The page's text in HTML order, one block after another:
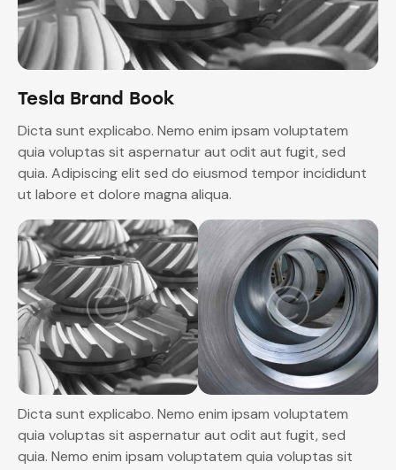
Tesla Brand Book
Dicta sunt explicabo. Nemo enim ipsam voluptatem
quia voluptas sit aspernatur aut odit aut fugit, sed
quia. Adipiscing elit sed do eiusmod tempor incididunt
ut labore et dolore magna aliqua.
Dicta sunt explicabo. Nemo enim ipsam voluptatem
quia voluptas sit aspernatur aut odit aut fugit, sed
quia. Nemo enim ipsam voluptatem quia voluptas sit